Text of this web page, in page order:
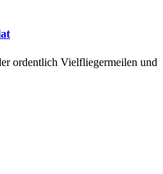
ordentlich Vielfliegermeilen und